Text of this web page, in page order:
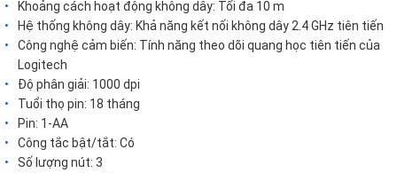
Khoảng cách hoạt động không dây: Tối đa 10 m
Hệ thống không dây: Khả năng kết nối không dây 2.4 GHz tiên tiến
Công nghệ cảm biến: Tính năng theo dõi quang học tiên tiến của
Logitech
Độ phân giải: 1000 dpi
Tuổi thọ pin: 18 tháng
Pin: 1-AA
Công tắc bật/tắt: Có
Số lượng nút: 3